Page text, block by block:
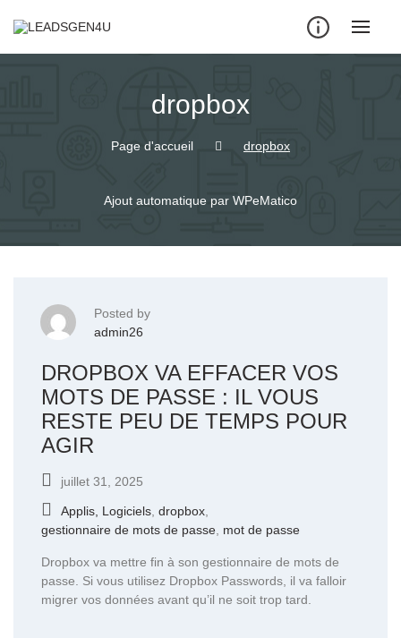
dropbox
Page d'accueil dropbox
Ajout automatique par WPeMatico
Posted by
admin26
DROPBOX VA EFFACER VOS
MOTS DE PASSE : IL VOUS
RESTE PEU DE TEMPS POUR
AGIR
juillet 31, 2025
Applis, Logiciels dropbox
gestionnaire de mots de passe mot de passe
Dropbox va mettre fin à son gestionnaire de mots de
passe. Si vous utilisez Dropbox Passwords, il va falloir
migrer vos données avant qu’il ne soit trop tard.